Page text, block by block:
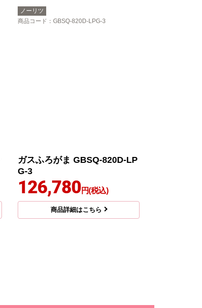
ノーリツ
商品コード ：GBSQ-820D-LPG-3
ガスふろがま GBSQ-820D-LP
G-3
126,780円(税込)
商品詳細はこちら